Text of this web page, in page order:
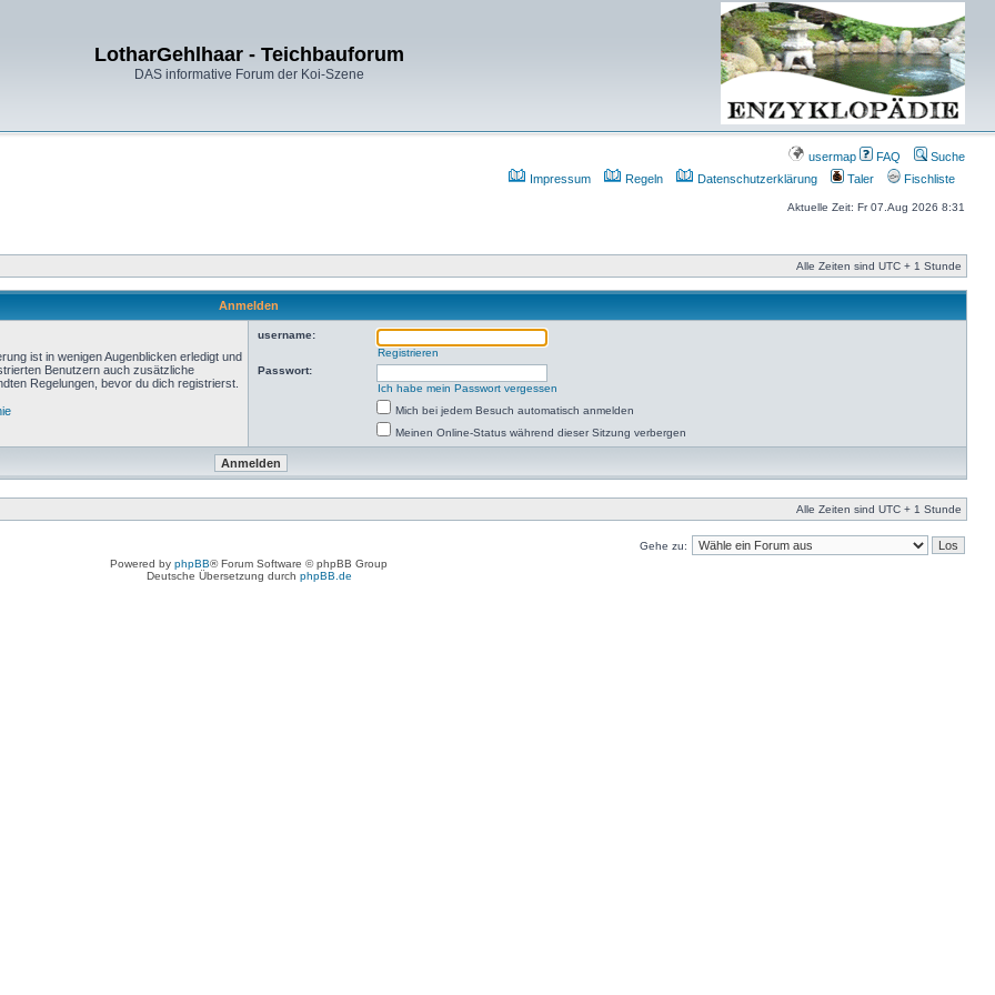
LotharGehlhaar - Teichbauforum
DAS informative Forum der Koi-Szene
usermap FAQ
Suche
Impressum
Regeln Datenschutzerklärung Taler Fischliste
Aktuelle Zeit: Fr 07.Aug 2026 8:31
Alle Zeiten sind UTC + 1 Stunde
Anmelden
ist in wenigen Augenblicken erledigt und
Benutzern auch zusätzliche
Regelungen, bevor du dich registrierst.
username:
Registrieren
Passwort:
Ich habe mein Passwort vergessen
Mich bei jedem Besuch automatisch anmelden
Meinen Online-Status während dieser Sitzung verbergen
Alle Zeiten sind UTC + 1 Stunde
Gehe zu:
Powered by phpBB® Forum Software © phpBB Group
Deutsche Übersetzung durch phpBB.de